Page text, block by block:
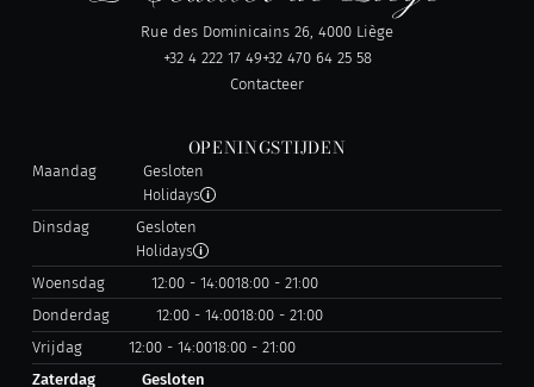
Rue des Dominicains 26, 4000 Liège
+32 4 222 17 49+32 470 64 25 58
Contacteer
OPENINGSTIJDEN
Maandag
Gesloten
Holidays
Dinsdag
Gesloten
Holidays
Woensdag
12:00 - 14:0018:00 - 21:00
Donderdag
12:00 - 14:0018:00 - 21:00
Vrijdag
12:00 - 14:0018:00 - 21:00
Zaterdag
Gesloten